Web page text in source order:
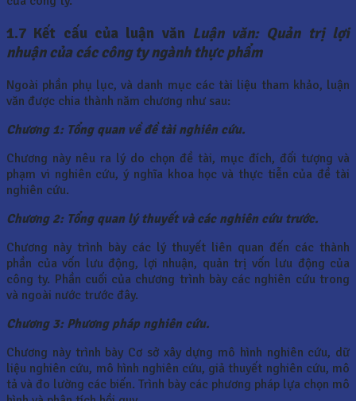
1.7 Kết cấu của luận văn Luận văn: Quản trị lợi
nhuận của các công ty ngành thực phẩm
Ngoài phần phụ lục, và danh mục các tài liệu tham khảo, luận
văn được chia thành năm chương như sau:
Chương 1: Tổng quan về đề tài nghiên cứu.
Chương này nêu ra lý do chọn đề tài, mục đích, đối tượng và
phạm vi nghiên cứu, ý nghĩa khoa học và thực tiễn của đề tài
nghiên cứu.
Chương 2: Tổng quan lý thuyết và các nghiên cứu trước.
Chương này trình bày các lý thuyết liên quan đến các thành
phần của vốn lưu động, lợi nhuận, quản trị vốn lưu động của
công ty. Phần cuối của chương trình bày các nghiên cứu trong
và ngoài nước trước đây.
Chương 3: Phương pháp nghiên cứu.
Chương này trình bày Cơ sở xây dựng mô hình nghiên cứu, dữ
liệu nghiên cứu, mô hình nghiên cứu, giả thuyết nghiên cứu, mô
tả và đo lường các biến. Trình bày các phương pháp lựa chọn mô